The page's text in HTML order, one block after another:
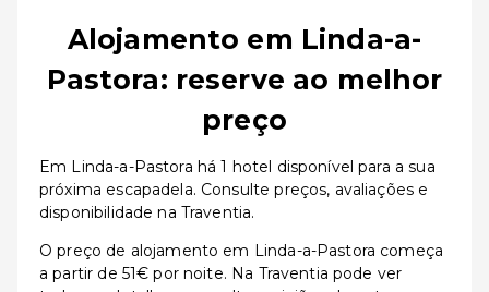
Alojamento em Linda-a-
Pastora: reserve ao melhor
preço
Em Linda-a-Pastora há 1 hotel disponível para a sua
próxima escapadela. Consulte preços, avaliações e
disponibilidade na Traventia.
O preço de alojamento em Linda-a-Pastora começa
a partir de 51€ por noite. Na Traventia pode ver